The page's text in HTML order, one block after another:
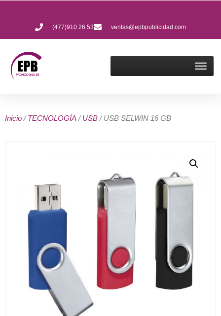
(477)910 26 53 ventas@epbpublicidad.com
Inicio /TECNOLOGÍA /USB / USB SELWIN 16 GB